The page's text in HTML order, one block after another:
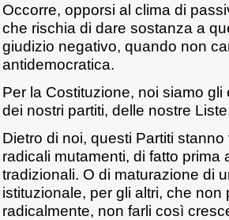
Occorre, opporsi al clima di
che rischia di dare sostanza a
giudizio negativo, quando non
antidemocratica.
Per la Costituzione, noi siamo
dei nostri partiti, delle nostre
Dietro di noi, questi Partiti
radicali mutamenti, di fatto
tradizionali. O di maturazione di
istituzionale, per gli altri, che
radicalmente, non farli così